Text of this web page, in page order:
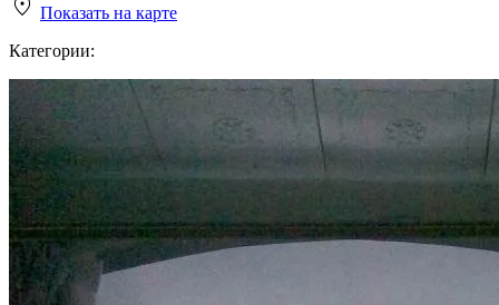
Показать на карте
Категории: